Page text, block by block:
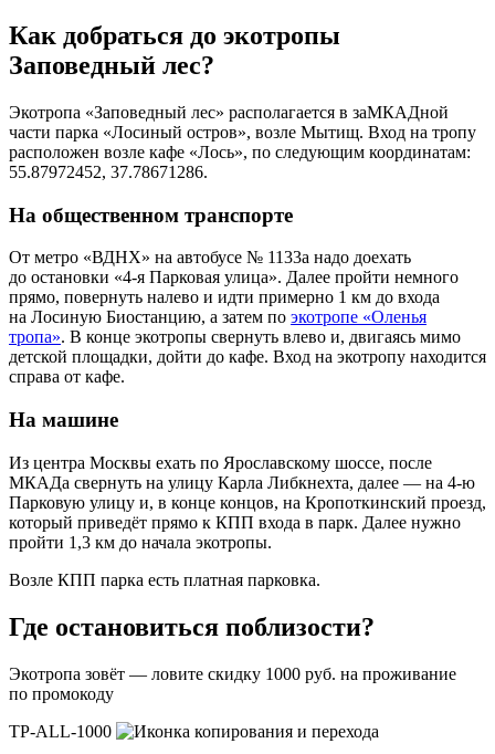
Как добраться до экотропы
Заповедный лес?
Экотропа «Заповедный лес» располагается в заМКАДной
части парка «Лосиный остров», возле Мытищ. Вход на тропу
расположен возле кафе «Лось», по следующим координатам:
55.87972452, 37.78671286.
На общественном транспорте
От метро «ВДНХ» на автобусе № 1133а надо доехать
до остановки «4-я Парковая улица». Далее пройти немного
прямо, повернуть налево и идти примерно 1 км до входа
на Лосиную Биостанцию, а затем по экотропе «Оленья
тропа». В конце экотропы свернуть влево и, двигаясь мимо
детской площадки, дойти до кафе. Вход на экотропу находится
справа от кафе.
На машине
Из центра Москвы ехать по Ярославскому шоссе, после
МКАДа свернуть на улицу Карла Либкнехта, далее — на 4-ю
Парковую улицу и, в конце концов, на Кропоткинский проезд,
который приведёт прямо к КПП входа в парк. Далее нужно
пройти 1,3 км до начала экотропы.
Возле КПП парка есть платная парковка.
Где остановиться поблизости?
Экотропа зовёт — ловите скидку 1000 руб. на проживание
по промокоду
TP-ALL-1000